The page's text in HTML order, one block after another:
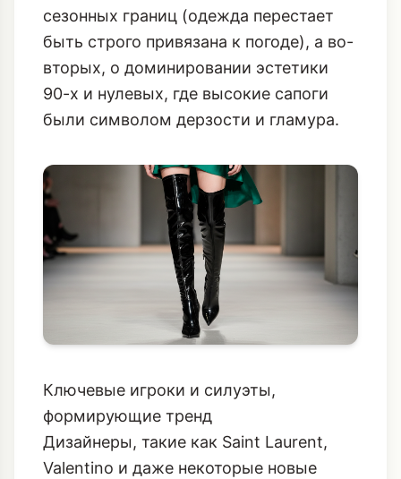
сезонных границ (одежда перестает
быть строго привязана к погоде), а во-
вторых, о доминировании эстетики
90-х и нулевых, где высокие сапоги
были символом дерзости и гламура.
Ключевые игроки и силуэты,
формирующие тренд
Дизайнеры, такие как Saint Laurent,
Valentino и даже некоторые новые